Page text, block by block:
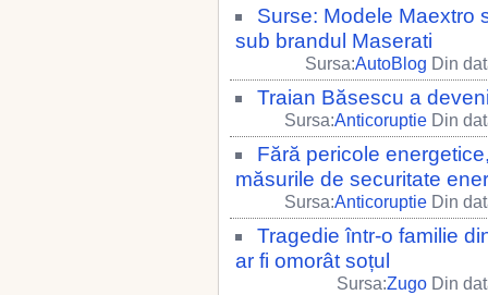
Surse: Modele Maextro
sub brandul Maserati
Sursa:AutoBlog Din
Traian Băsescu a
Sursa:Anticoruptie Din
Fără pericole
măsurile de securitate
Sursa:Anticoruptie Din
Tragedie într-o familie
ar fi omorât soțul
Sursa:Zugo Din